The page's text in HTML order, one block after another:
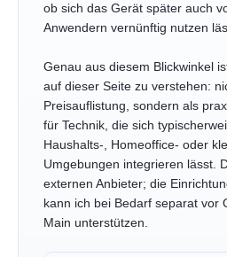
ob sich das Gerät später auch
Anwendern vernünftig nutzen
Genau aus diesem Blickwinkel
auf dieser Seite zu verstehen:
Preisauflistung, sondern als
für Technik, die sich
Haushalts-, Homeoffice- oder
Umgebungen integrieren lässt.
externen Anbieter; die
kann ich bei Bedarf separat vor
Main unterstützen.